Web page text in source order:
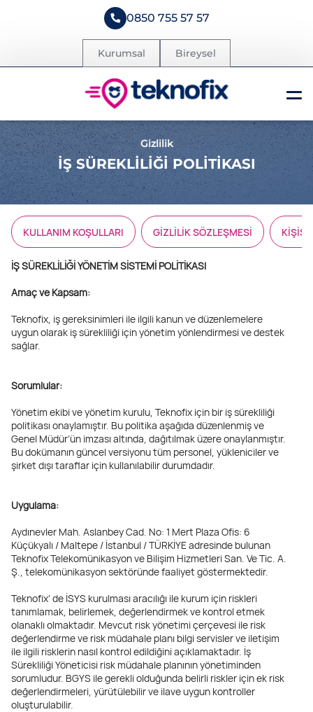
0850 755 57 57
Kurumsal Bireysel
Gizlilik
İŞ SÜREKLİLİĞİ POLİTİKASI
KULLANIM KOŞULLARI GİZLİLİK SÖZLEŞMESİ
İŞ SÜREKLİLİĞİ YÖNETİM SİSTEMİ POLİTİKASI
Amaç ve Kapsam:
Teknofix, iş gereksinimleri ile ilgili kanun ve düzenlemelere
uygun olarak iş sürekliliği için yönetim yönlendirmesi ve destek
sağlar.
Sorumlular:
Yönetim ekibi ve yönetim kurulu, Teknofix için bir iş sürekliliği
politikası onaylamıştır. Bu politika aşağıda düzenlenmiş ve
Genel Müdür’ün imzası altında, dağıtılmak üzere onaylanmıştır.
Bu dokümanın güncel versiyonu tüm personel, yükleniciler ve
şirket dışı taraflar için kullanılabilir durumdadır.
Uygulama:
Aydınevler Mah. Aslanbey Cad. No: 1 Mert Plaza Ofis: 6
Küçükyalı / Maltepe / İstanbul / TÜRKİYE adresinde bulunan
Teknofix Telekomünikasyon ve Bilişim Hizmetleri San. Ve Tic. A.
Ş., telekomünikasyon sektöründe faaliyet göstermektedir.
Teknofix’ de İSYS kurulması aracılığı ile kurum için riskleri
tanımlamak, belirlemek, değerlendirmek ve kontrol etmek
olanaklı olmaktadır. Mevcut risk yönetimi çerçevesi ile risk
değerlendirme ve risk müdahale planı bilgi servisler ve iletişim
ile ilgili risklerin nasıl kontrol edildiğini açıklamaktadır. İş
Sürekliliği Yöneticisi risk müdahale planının yönetiminden
sorumludur. BGYS ile gerekli olduğunda belirli riskler için ek risk
değerlendirmeleri, yürütülebilir ve ilave uygun kontroller
oluşturulabilir.